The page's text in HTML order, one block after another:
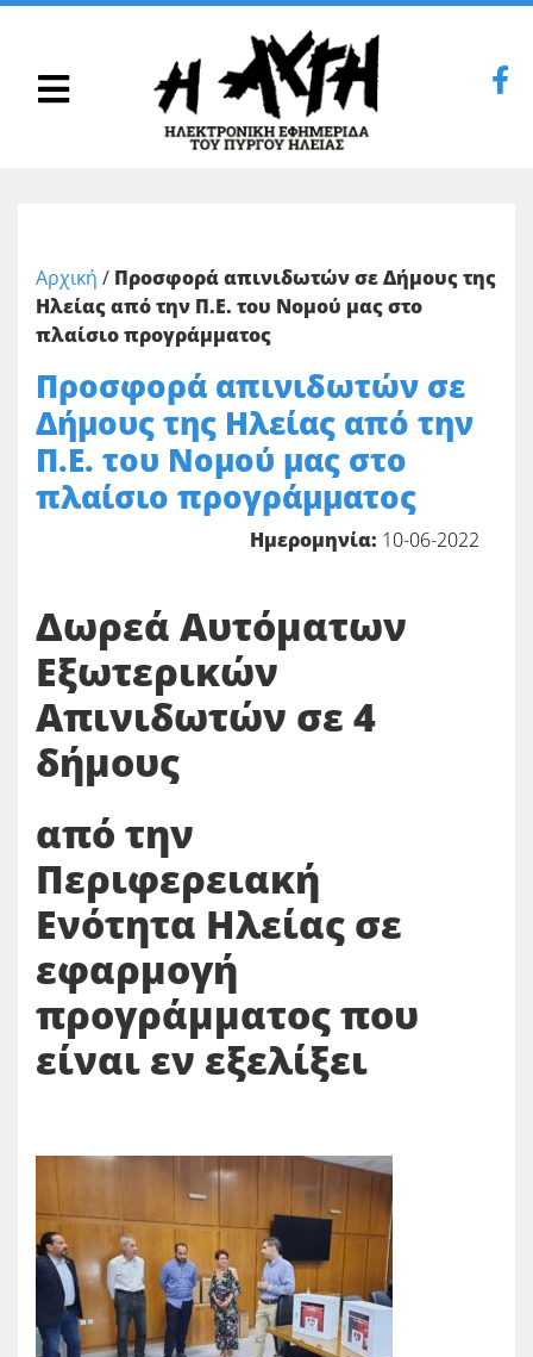
Αρχική / Προσφορά απινιδωτών σε Δήμους της
Ηλείας από την Π.Ε. του Νομού μας στο
πλαίσιο προγράμματος
Προσφορά απινιδωτών σε
Δήμους της Ηλείας από την
Π.Ε. του Νομού μας στο
πλαίσιο προγράμματος
Ημερομηνία: 10-06-2022
Δωρεά Αυτόματων
Εξωτερικών
Απινιδωτών σε 4
δήμους
από την
Περιφερειακή
Ενότητα Ηλείας σε
εφαρμογή
προγράμματος που
είναι εν εξελίξει